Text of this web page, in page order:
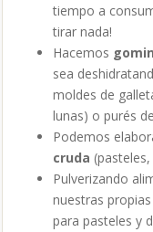
tiempo a
tirar nada!
Hacemos
sea
moldes de
lunas) o purés
Podemos
cruda
Pulverizando
nuestras propias
para pasteles y